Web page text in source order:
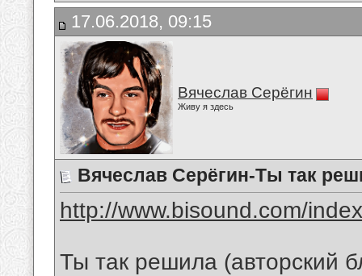
17.06.2018, 09:15
Вячеслав Серёгин
Живу я здесь
Вячеслав Серёгин-Ты так
http://www.bisound.com/
Ты так решила (авторский